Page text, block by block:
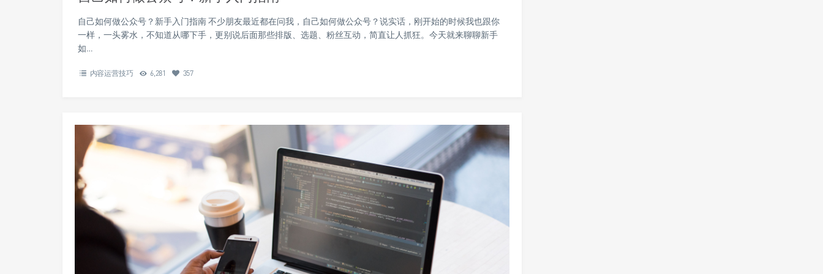
自己如何做公众号？新手入门指南 不少朋友最近都在问我，自己如何做公众号？说实话，刚开始的时候我也跟你
一样，一头雾水，不知道从哪下手，更别说后面那些排版、选题、粉丝互动，简直让人抓狂。今天就来聊聊新手
如…
内容运营技巧 6,281 357